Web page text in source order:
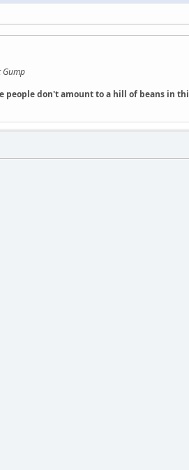
Gump
don't amount to a hill of beans in